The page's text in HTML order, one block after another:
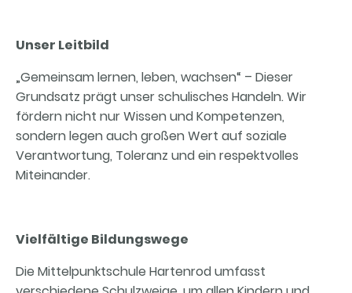
Unser Leitbild
„Gemeinsam lernen, leben, wachsen“ – Dieser
Grundsatz prägt unser schulisches Handeln. Wir
fördern nicht nur Wissen und Kompetenzen,
sondern legen auch großen Wert auf soziale
Verantwortung, Toleranz und ein respektvolles
Miteinander.
Vielfältige Bildungswege
Die Mittelpunktschule Hartenrod umfasst